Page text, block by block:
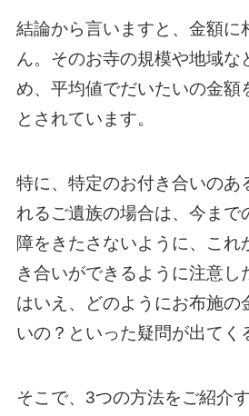
結論から言いますと、金額に
ん。そのお寺の規模や地域な
め、平均値でだいたいの金額
とされています。
特に、特定のお付き合いのあ
れるご遺族の場合は、今まで
障をきたさないように、これ
き合いができるように注意し
はいえ、どのようにお布施の
いの？といった疑問が出てく
そこで、3つの方法をご紹介